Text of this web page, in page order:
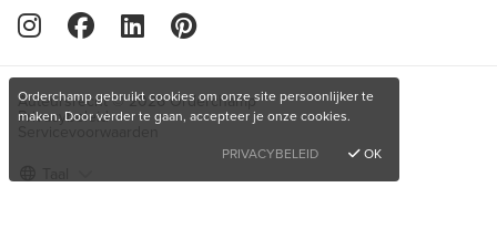
Auteursrecht © 2026 Orderchamp
Privacybeleid
Orderchamp gebruikt cookies om onze site persoonlijker te
maken. Door verder te gaan, accepteer je onze cookies.
PRIVACYBELEID
OK